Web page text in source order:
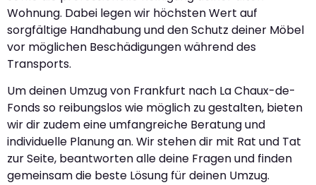
Wohnung. Dabei legen wir höchsten Wert auf
sorgfältige Handhabung und den Schutz deiner Möbel
vor möglichen Beschädigungen während des
Transports.
Um deinen Umzug von Frankfurt nach La Chaux-de-
Fonds so reibungslos wie möglich zu gestalten, bieten
wir dir zudem eine umfangreiche Beratung und
individuelle Planung an. Wir stehen dir mit Rat und Tat
zur Seite, beantworten alle deine Fragen und finden
gemeinsam die beste Lösung für deinen Umzug.